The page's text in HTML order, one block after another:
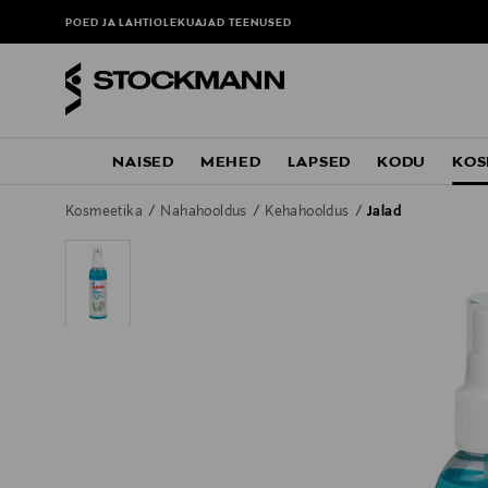
POED JA LAHTIOLEKUAJADTEENUSED
NAISED MEHED LAPSED KODU
Kosmeetika Nahahooldus Kehahooldus Jalad